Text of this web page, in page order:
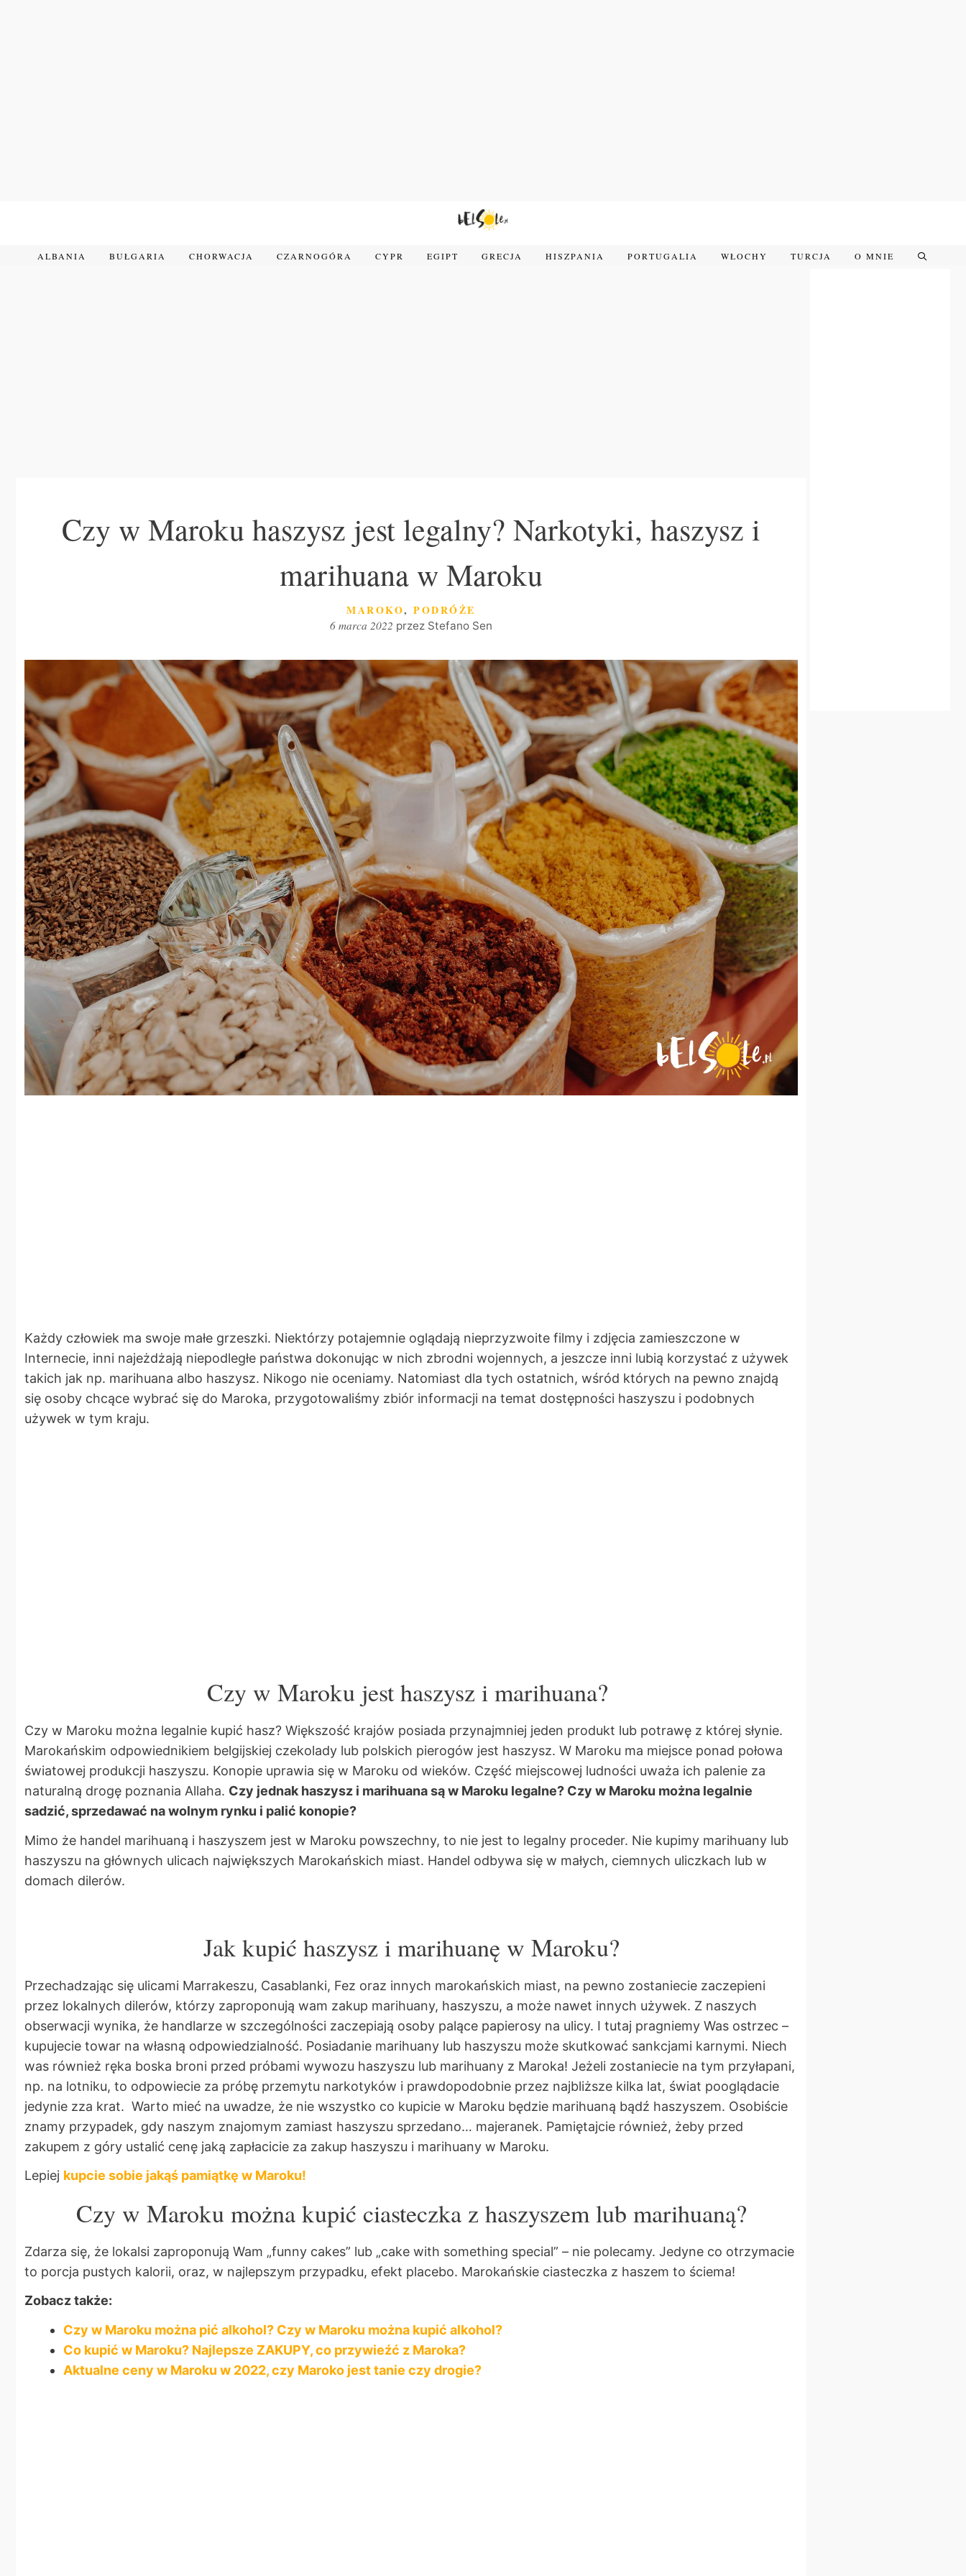
ALBANIA BUŁGARIA CHORWACJA CZARNOGÓRA CYPR EGIPT GRECJA HISZPANIA PORTUGALIA WŁOCHY TURCJA O MNIE
Czy w Maroku haszysz jest legalny? Narkotyki, haszysz i
marihuana w Maroku
KATEGORIE
MAROKO,PODRÓŻE
6 marca 2022 przez Stefano Sen
Każdy człowiek ma swoje małe grzeszki. Niektórzy potajemnie oglądają nieprzyzwoite filmy i zdjęcia zamieszczone w
Internecie, inni najeżdżają niepodległe państwa dokonując w nich zbrodni wojennych, a jeszcze inni lubią korzystać z używek
takich jak np. marihuana albo haszysz. Nikogo nie oceniamy. Natomiast dla tych ostatnich, wśród których na pewno znajdą
się osoby chcące wybrać się do Maroka, przygotowaliśmy zbiór informacji na temat dostępności haszyszu i podobnych
używek w tym kraju.
Czy w Maroku jest haszysz i marihuana?
Czy w Maroku można legalnie kupić hasz? Większość krajów posiada przynajmniej jeden produkt lub potrawę z której słynie.
Marokańskim odpowiednikiem belgijskiej czekolady lub polskich pierogów jest haszysz. W Maroku ma miejsce ponad połowa
światowej produkcji haszyszu. Konopie uprawia się w Maroku od wieków. Część miejscowej ludności uważa ich palenie za
naturalną drogę poznania Allaha. Czy jednak haszysz i marihuana są w Maroku legalne? Czy w Maroku można legalnie
sadzić, sprzedawać na wolnym rynku i palić konopie?
Mimo że handel marihuaną i haszyszem jest w Maroku powszechny, to nie jest to legalny proceder. Nie kupimy marihuany lub
haszyszu na głównych ulicach największych Marokańskich miast. Handel odbywa się w małych, ciemnych uliczkach lub w
domach dilerów.
Jak kupić haszysz i marihuanę w Maroku?
Przechadzając się ulicami Marrakeszu, Casablanki, Fez oraz innych marokańskich miast, na pewno zostaniecie zaczepieni
przez lokalnych dilerów, którzy zaproponują wam zakup marihuany, haszyszu, a może nawet innych używek. Z naszych
obserwacji wynika, że handlarze w szczególności zaczepiają osoby palące papierosy na ulicy. I tutaj pragniemy Was ostrzec –
kupujecie towar na własną odpowiedzialność. Posiadanie marihuany lub haszyszu może skutkować sankcjami karnymi. Niech
was również ręka boska broni przed próbami wywozu haszyszu lub marihuany z Maroka! Jeżeli zostaniecie na tym przyłapani,
np. na lotniku, to odpowiecie za próbę przemytu narkotyków i prawdopodobnie przez najbliższe kilka lat, świat pooglądacie
jedynie zza krat. Warto mieć na uwadze, że nie wszystko co kupicie w Maroku będzie marihuaną bądź haszyszem. Osobiście
znamy przypadek, gdy naszym znajomym zamiast haszyszu sprzedano… majeranek. Pamiętajcie również, żeby przed
zakupem z góry ustalić cenę jaką zapłacicie za zakup haszyszu i marihuany w Maroku.
Lepiej kupcie sobie jakąś pamiątkę w Maroku!
Czy w Maroku można kupić ciasteczka z haszyszem lub marihuaną?
Zdarza się, że lokalsi zaproponują Wam „funny cakes” lub „cake with something special” – nie polecamy. Jedyne co otrzymacie
to porcja pustych kalorii, oraz, w najlepszym przypadku, efekt placebo. Marokańskie ciasteczka z haszem to ściema!
Zobacz także:
Czy w Maroku można pić alkohol? Czy w Maroku można kupić alkohol?
Co kupić w Maroku? Najlepsze ZAKUPY, co przywieźć z Maroka?
Aktualne ceny w Maroku w 2022, czy Maroko jest tanie czy drogie?